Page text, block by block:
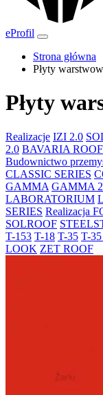
eProfil
Strona główna
Płyty
Płyty
Realizacje IZI 2.0
2.0 BAVARIA ROOF
Budownictwo
CLASSIC SERIES
GAMMA GAMMA
LABORATORIUM
SERIES Realizacja
SOLROOF
T-153 T-18 T-35 T-
LOOK ZET ROOF